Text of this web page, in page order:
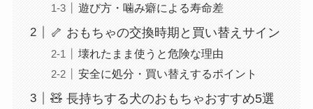
遊び方・噛み癖による寿命差
🦴 おもちゃの交換時期と買い替えサイン
壊れたまま使うと危険な理由
安全に処分・買い替えするポイント
🧸 長持ちする犬のおもちゃおすすめ5選